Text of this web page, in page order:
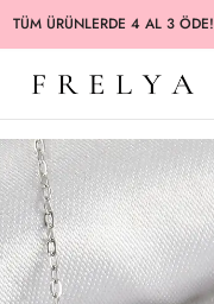
TÜM ÜRÜNLERDE 4 AL 3 ÖDE!